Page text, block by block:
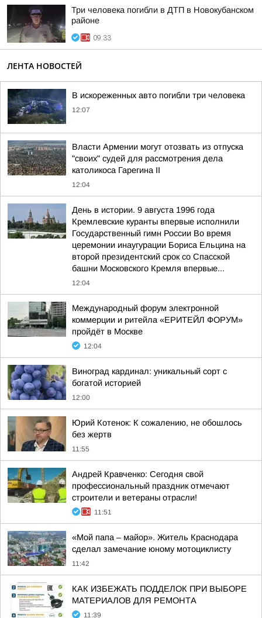
Три человека погибли в ДТП в Новокубанском
районе
09:33
ЛЕНТА НОВОСТЕЙ
В искореженных авто погибли три человека
12:07
Власти Армении могут отозвать из отпуска
"своих" судей для рассмотрения дела
католикоса Гарегина II
12:04
День в истории. 9 августа 1996 года
Кремлевские куранты впервые исполнили
Государственный гимн России Во время
церемонии инаугурации Бориса Ельцина на
второй президентский срок со Спасской
башни Московского Кремля впервые...
12:04
Международный форум электронной
коммерции и ритейла «ЕРИТЕЙЛ ФОРУМ»
пройдёт в Москве
12:04
Виноград кардинал: уникальный сорт с
богатой историей
12:00
Юрий Котенок: К сожалению, не обошлось
без жертв
11:55
Андрей Кравченко: Сегодня свой
профессиональный праздник отмечают
строители и ветераны отрасли!
11:51
«Мой папа – майор». Житель Краснодара
сделал замечание юному мотоциклисту
11:42
КАК ИЗБЕЖАТЬ ПОДДЕЛОК ПРИ ВЫБОРЕ
МАТЕРИАЛОВ ДЛЯ РЕМОНТА
11:39